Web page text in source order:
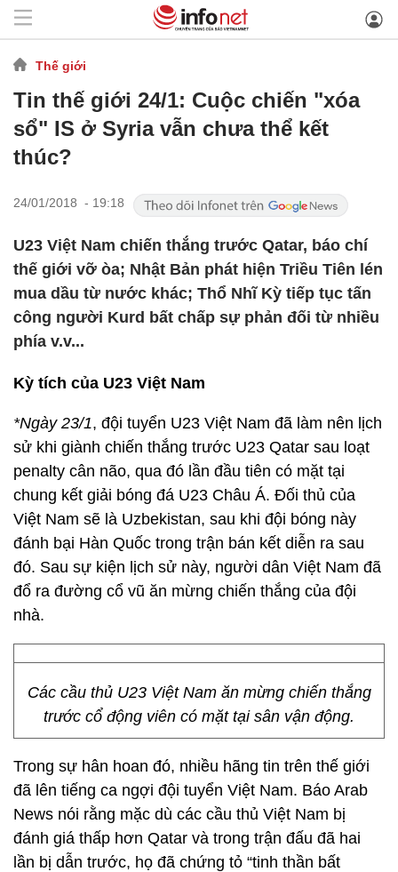
Thế giới
Tin thế giới 24/1: Cuộc chiến "xóa
sổ" IS ở Syria vẫn chưa thể kết
thúc?
24/01/2018 - 19:18
U23 Việt Nam chiến thắng trước Qatar, báo chí
thế giới vỡ òa; Nhật Bản phát hiện Triều Tiên lén
mua dầu từ nước khác; Thổ Nhĩ Kỳ tiếp tục tấn
công người Kurd bất chấp sự phản đối từ nhiều
phía v.v...
Kỳ tích của U23 Việt Nam
*Ngày 23/1, đội tuyển U23 Việt Nam đã làm nên lịch
sử khi giành chiến thắng trước U23 Qatar sau loạt
penalty cân não, qua đó lần đầu tiên có mặt tại
chung kết giải bóng đá U23 Châu Á. Đối thủ của
Việt Nam sẽ là Uzbekistan, sau khi đội bóng này
đánh bại Hàn Quốc trong trận bán kết diễn ra sau
đó. Sau sự kiện lịch sử này, người dân Việt Nam đã
đổ ra đường cổ vũ ăn mừng chiến thắng của đội
nhà.
Các cầu thủ U23 Việt Nam ăn mừng chiến thắng
trước cổ động viên có mặt tại sân vận động.
Trong sự hân hoan đó, nhiều hãng tin trên thế giới
đã lên tiếng ca ngợi đội tuyển Việt Nam. Báo Arab
News nói rằng mặc dù các cầu thủ Việt Nam bị
đánh giá thấp hơn Qatar và trong trận đấu đã hai
lần bị dẫn trước, họ đã chứng tỏ “tinh thần bất